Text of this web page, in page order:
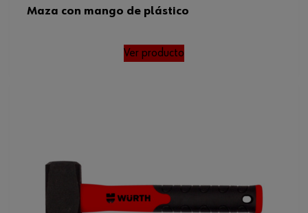
Maza con mango de plástico
Ver producto